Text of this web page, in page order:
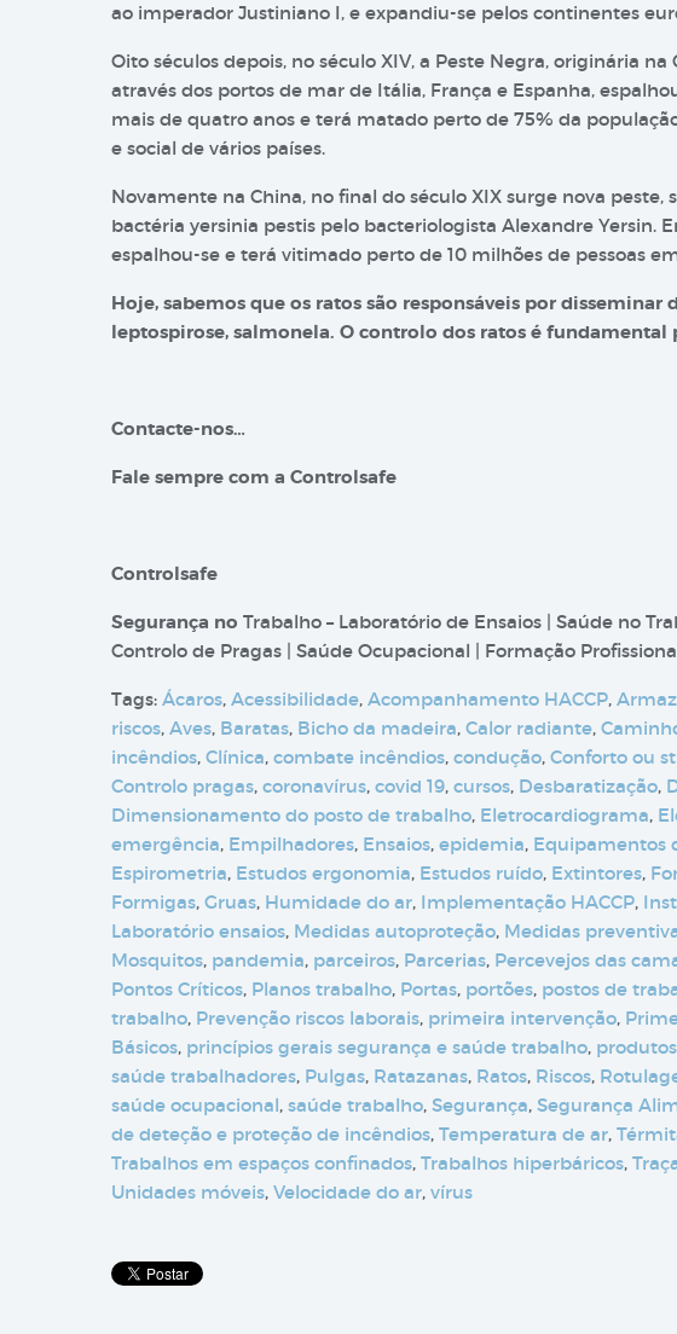
ao imperador Justiniano I, e expandiu-se pelos continentes
Oito séculos depois, no século XIV, a Peste Negra, originária
através dos portos de mar de Itália, França e Espanha,
mais de quatro anos e terá matado perto de 75% da
e social de vários países.
Novamente na China, no final do século XIX surge nova
bactéria yersinia pestis pelo bacteriologista Alexandre Yersin.
espalhou-se e terá vitimado perto de 10 milhões de pessoas
Hoje, sabemos que os ratos são responsáveis por disseminar
leptospirose, salmonela. O controlo dos ratos é fundamental
Contacte-nos…
Fale sempre com a Controlsafe
Controlsafe
Segurança no Trabalho – Laboratório de Ensaios | Saúde no
Controlo de Pragas | Saúde Ocupacional | Formação
Tags: Ácaros, Acessibilidade, Acompanhamento HACCP,
riscos, Aves, Baratas, Bicho da madeira, Calor radiante,
incêndios, Clínica, combate incêndios, condução, Conforto ou
Controlo pragas, coronavírus, covid 19, cursos, Desbaratização,
Dimensionamento do posto de trabalho, Eletrocardiograma,
emergência, Empilhadores, Ensaios, epidemia, Equipamentos
Espirometria, Estudos ergonomia, Estudos ruído, Extintores,
Formigas, Gruas, Humidade do ar, Implementação HACCP,
Laboratório ensaios, Medidas autoproteção, Medidas
Mosquitos, pandemia, parceiros, Parcerias, Percevejos das
Pontos Críticos, Planos trabalho, Portas, portões, postos de
trabalho, Prevenção riscos laborais, primeira intervenção,
Básicos, princípios gerais segurança e saúde trabalho,
saúde trabalhadores, Pulgas, Ratazanas, Ratos, Riscos,
saúde ocupacional, saúde trabalho, Segurança, Segurança
de deteção e proteção de incêndios, Temperatura de ar,
Trabalhos em espaços confinados, Trabalhos hiperbáricos,
Unidades móveis, Velocidade do ar, vírus